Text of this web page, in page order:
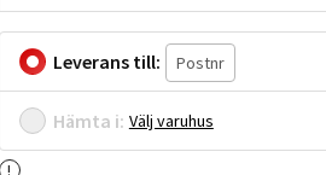
Leverans till:
Hämta i: Välj varuhus